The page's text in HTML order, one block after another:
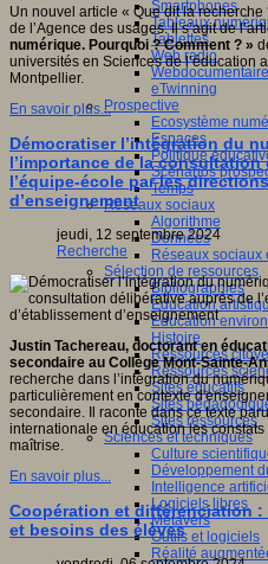
Smartphones
Tableaux
Tablettes
Web radio
Webdocumentaire
eTwinning
Prospective
Ecosystème
Espaces
Politique
Scénarios
Temps
Réseaux sociaux
Algorithme
Données
Réseaux sociaux
Sélection de ressources
Bibliographies
Education
Education
Histoire
Ressources
Ressources
Sites éducatifs
Sites
Sites ressources
Sciences et techniques
Culture
Développement
Intelligence
Logiciels libres
Métavers
Outils et logiciels
Réalité
a-
Un nouvel article « Que dit la
de l’Agence des usages. Il s’agit de
numérique. Pourquoi ? Comment ? »
universités en Sciences de l’éducation
Montpellier.
En savoir plus...
Démocratiser l’intégration du
l’importance de la
l’équipe-école par les
d’enseignement
jeudi, 12 septembre 2024
Recherche
Justin Tachereau, doctorant en
secondaire au Collège Mont-Sainte-
recherche dans l’intégration du
particulièrement en contexte
secondaire. Il raconte dans ce texte
internationale en éducation les
maîtrise.
En savoir plus...
Coopération et différenciation
et besoins des élèves